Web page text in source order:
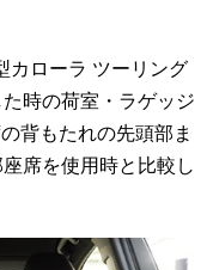
カローラ ツーリング
時の荷室・ラゲッジ
背もたれの先頭部ま
席を使用時と比較し